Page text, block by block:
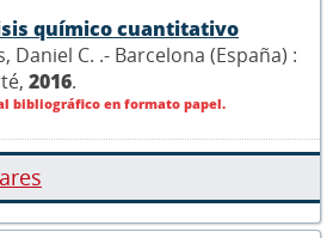
químico cuantitativo
Daniel C. .- Barcelona (España) :
2016.
bibliográfico en formato papel.